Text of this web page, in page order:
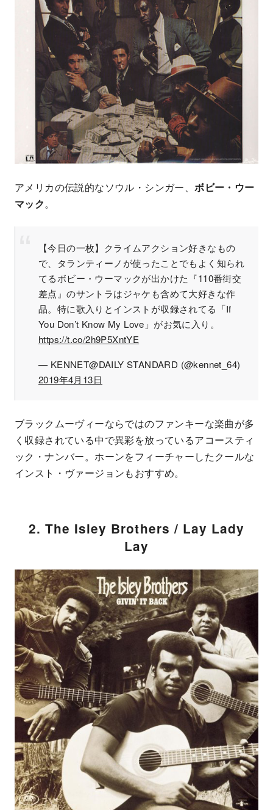
アメリカの伝説的なソウル・シンガー、ボビー・ウー
マック。
【今日の一枚】クライムアクション好きなもの
で、タランティーノが使ったことでもよく知られ
てるボビー・ウーマックが出かけた『110番街交
差点』のサントラはジャケも含めて大好きな作
品。特に歌入りとインストが収録されてる「If
You Don’t Know My Love」がお気に入り。
https://t.co/2h9P5XntYE
— KENNET@DAILY STANDARD (@kennet_64)
2019年4月13日
ブラックムーヴィーならではのファンキーな楽曲が多
く収録されている中で異彩を放っているアコースティ
ック・ナンバー。ホーンをフィーチャーしたクールな
インスト・ヴァージョンもおすすめ。
2. The Isley Brothers / Lay Lady
Lay